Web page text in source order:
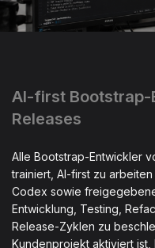
AI-first
Releases
Alle Bootstrap-Entwickler
trainiert, AI-first zu
Codex sowie
Entwicklung, Testing,
Release-Zyklen zu
Kundenprojekt aktiviert